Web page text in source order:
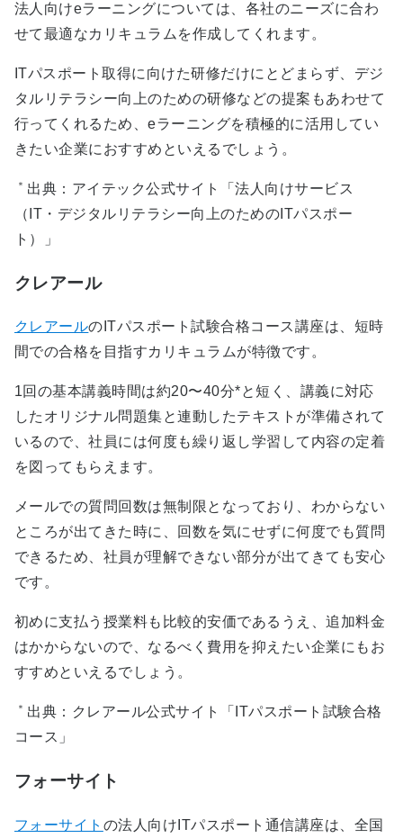
法人向けeラーニングについては、各社のニーズに合わ
せて最適なカリキュラムを作成してくれます。
ITパスポート取得に向けた研修だけにとどまらず、デジ
タルリテラシー向上のための研修などの提案もあわせて
行ってくれるため、eラーニングを積極的に活用してい
きたい企業におすすめといえるでしょう。
＊ 出典：アイテック公式サイト「法人向けサービス
（IT・デジタルリテラシー向上のためのITパスポー
ト）」
クレアール
クレアールのITパスポート試験合格コース講座は、短時
間での合格を目指すカリキュラムが特徴です。
1回の基本講義時間は約20〜40分*と短く、講義に対応
したオリジナル問題集と連動したテキストが準備されて
いるので、社員には何度も繰り返し学習して内容の定着
を図ってもらえます。
メールでの質問回数は無制限となっており、わからない
ところが出てきた時に、回数を気にせずに何度でも質問
できるため、社員が理解できない部分が出てきても安心
です。
初めに支払う授業料も比較的安価であるうえ、追加料金
はかからないので、なるべく費用を抑えたい企業にもお
すすめといえるでしょう。
＊ 出典：クレアール公式サイト「ITパスポート試験合格
コース」
フォーサイト
フォーサイト の法人向けITパスポート通信講座は、全国